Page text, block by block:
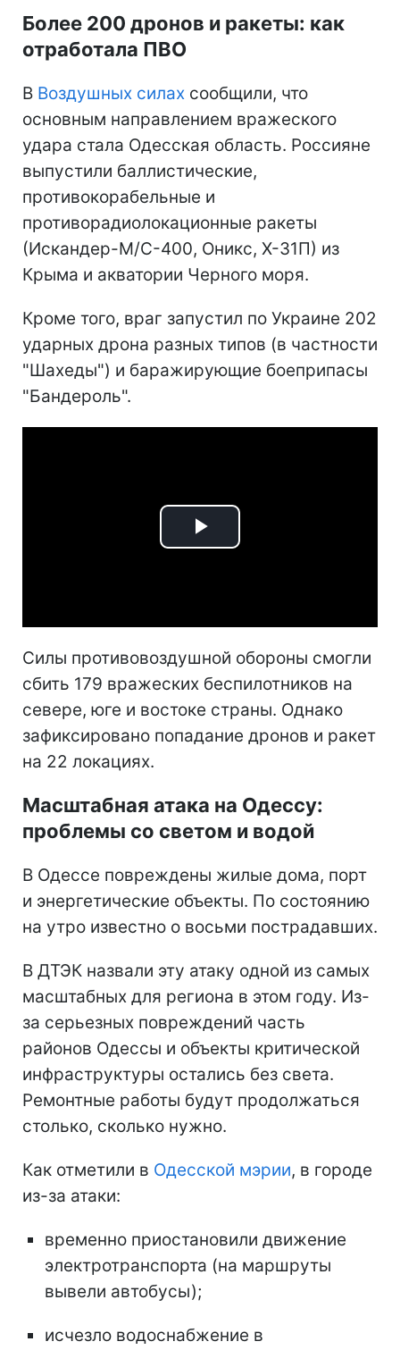
Более 200 дронов и ракеты: как
отработала ПВО
В Воздушных силах сообщили, что
основным направлением вражеского
удара стала Одесская область. Россияне
выпустили баллистические,
противокорабельные и
противорадиолокационные ракеты
(Искандер-М/С-400, Оникс, Х-31П) из
Крыма и акватории Черного моря.
Кроме того, враг запустил по Украине 202
ударных дрона разных типов (в частности
"Шахеды") и баражирующие боеприпасы
"Бандероль".
Play
Силы противовоздушной обороны смогли
сбить 179 вражеских беспилотников на
севере, юге и востоке страны. Однако
зафиксировано попадание дронов и ракет
на 22 локациях.
Масштабная атака на Одессу:
проблемы со светом и водой
В Одессе повреждены жилые дома, порт
и энергетические объекты. По состоянию
на утро известно о восьми пострадавших.
В ДТЭК назвали эту атаку одной из самых
масштабных для региона в этом году. Из-
за серьезных повреждений часть
районов Одессы и объекты критической
инфраструктуры остались без света.
Ремонтные работы будут продолжаться
столько, сколько нужно.
Как отметили в Одесской мэрии, в городе
из-за атаки:
временно приостановили движение
электротранспорта (на маршруты
вывели автобусы);
исчезло водоснабжение в